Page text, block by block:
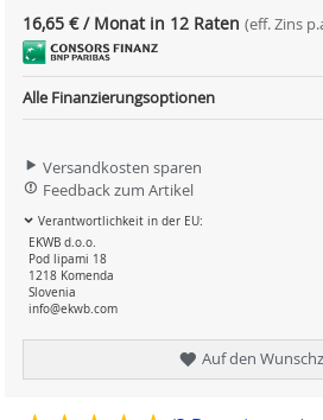
16,65 € / Monat in 12 Raten (eff. Zins
Alle Finanzierungsoptionen
Versandkosten sparen
Feedback zum Artikel
Verantwortlichkeit in der EU:
EKWB d.o.o.
Pod lipami 18
1218 Komenda
Slovenia
info@ekwb.com
Auf den